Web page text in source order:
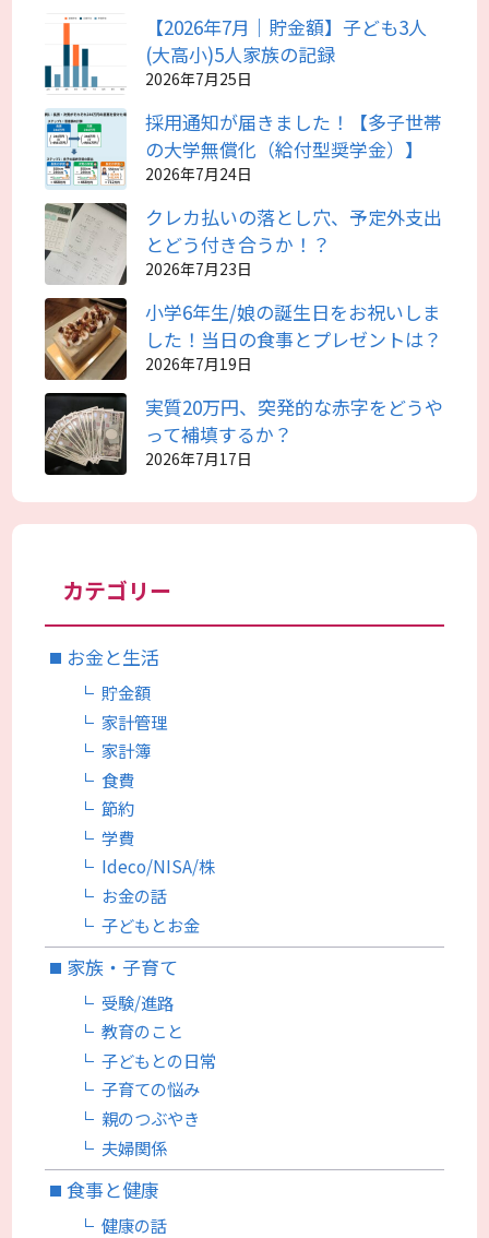
【2026年7月｜貯金額】子ども3人
(大高小)5人家族の記録
2026年7月25日
採用通知が届きました！【多子世帯
の大学無償化（給付型奨学金）】
2026年7月24日
クレカ払いの落とし穴、予定外支出
とどう付き合うか！？
2026年7月23日
小学6年生/娘の誕生日をお祝いしま
した！当日の食事とプレゼントは？
2026年7月19日
実質20万円、突発的な赤字をどうや
って補填するか？
2026年7月17日
カテゴリー
お金と生活
貯金額
家計管理
家計簿
食費
節約
学費
Ideco/NISA/株
お金の話
子どもとお金
家族・子育て
受験/進路
教育のこと
子どもとの日常
子育ての悩み
親のつぶやき
夫婦関係
食事と健康
健康の話